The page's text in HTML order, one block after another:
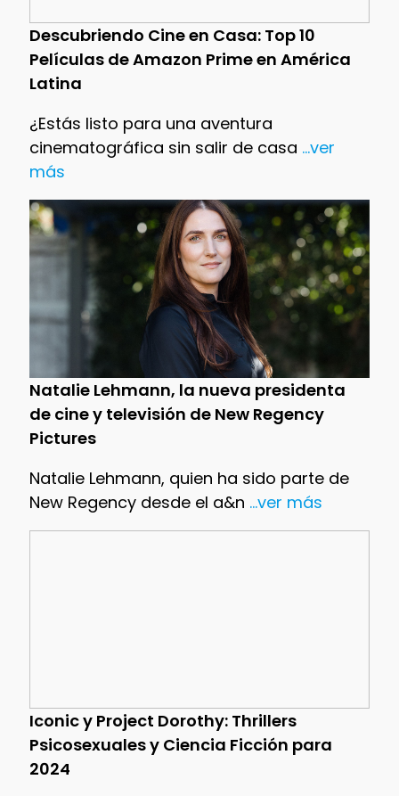
Descubriendo Cine en Casa: Top 10
Películas de Amazon Prime en América
Latina
¿Estás listo para una aventura
cinematográfica sin salir de casa ...ver
más
Natalie Lehmann, la nueva presidenta
de cine y televisión de New Regency
Pictures
Natalie Lehmann, quien ha sido parte de
New Regency desde el a&n ...ver más
Iconic y Project Dorothy: Thrillers
Psicosexuales y Ciencia Ficción para
2024